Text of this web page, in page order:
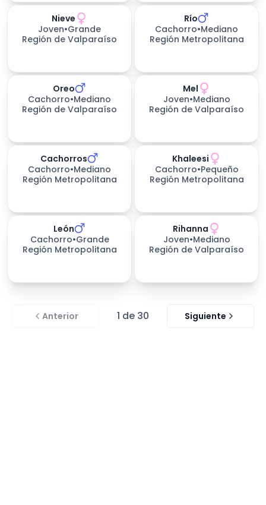
días esperando
Nieve
Joven•Grande
Región de Valparaíso
Río
Cachorro•Mediano
Región Metropolitana
Oreo
Cachorro•Mediano
Región de Valparaíso
Mel
Joven•Mediano
Región de Valparaíso
Cachorros
Cachorro•Mediano
Región Metropolitana
Khaleesi
Cachorro•Pequeño
Región Metropolitana
León
Cachorro•Grande
Región Metropolitana
días esperando
Rihanna
Joven•Mediano
Región de Valparaíso
Anterior 1 de 30 Siguiente